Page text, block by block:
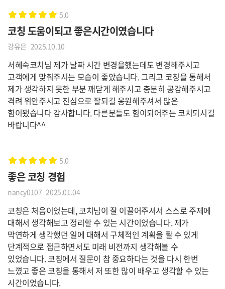
5.0
코칭 도움이되고 좋은시간이였습니다
강유은 2025.10.10
서혜숙코치님 제가 날짜 시간 변경을했는데도 변경해주시고
고객에게 맞춰주시는 모습이 좋았습니다. 그리고 코칭을 통해서
제가 생각하지 못한 부분 깨닫게 해주시고 충분히 공감해주시고
격려 위안주시고 진심으로 잘되길 응원해주셔서 많은
힘이됐습니다 감사합니다. 다른분들도 힘이되어주는 코치되시길
바랍니다^^
5.0
좋은 코칭 경험
nancy0107 2025.01.04
코칭은 처음이었는데, 코치님이 잘 이끌어주셔서 스스로 주제에
대해서 생각해보고 정리할 수 있는 시간이었습니다. 제가
막연하게 생각했던 일에 대해서 구체적인 계획을 짤 수 있게
단계적으로 접근하면서도 미래 비전까지 생각해볼 수
있었습니다. 코칭에서 질문이 참 중요하다는 것을 다시 한번
느꼈고 좋은 코칭을 통해서 저 또한 많이 배우고 생각할 수 있는
시간이었습니다.